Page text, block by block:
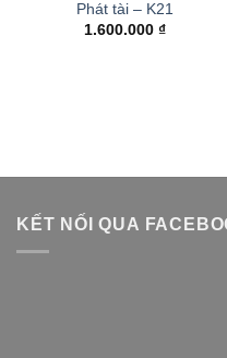
Phát tài – K21
1.600.000 ₫
KẾT NỐI QUA